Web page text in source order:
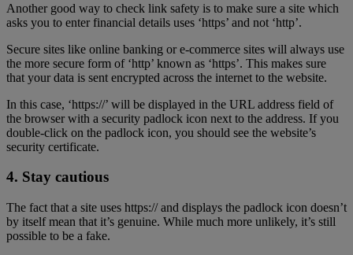
Another good way to check link safety is to make sure a site which
asks you to enter financial details uses ‘https’ and not ‘http’.
Secure sites like online banking or e-commerce sites will always use
the more secure form of ‘http’ known as ‘https’. This makes sure
that your data is sent encrypted across the internet to the website.
In this case, ‘https://’ will be displayed in the URL address field of
the browser with a security padlock icon next to the address. If you
double-click on the padlock icon, you should see the website’s
security certificate.
4. Stay cautious
The fact that a site uses https:// and displays the padlock icon doesn’t
by itself mean that it’s genuine. While much more unlikely, it’s still
possible to be a fake.